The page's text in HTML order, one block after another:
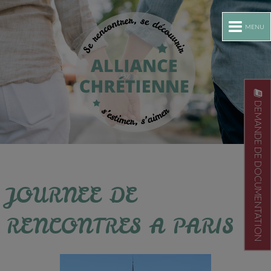
MENU
DEMANDE DE DOCUMENTATION
JOURNEE DE
RENCONTRES A PARIS